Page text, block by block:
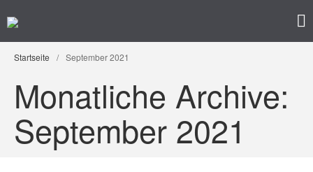
Künstler/ innen
Impressum
Datenschutz
Startseite / September 2021
Monatliche Archive:
September 2021